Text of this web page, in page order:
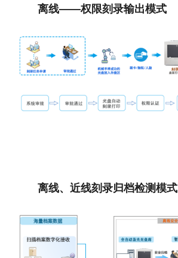
离线——权限刻录输出模式
离线、近线刻录归档检测模式